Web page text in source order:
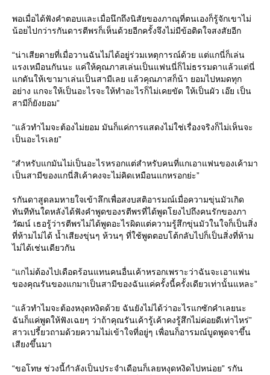
พอเมื่อได้ฟังคำตอบและเมื่อนึกถึงนิสัยของภาณุที่ตนเองก็รู้จักเขาไม่
น้อยไปกว่ารกันดารตีพรก็เห็นด้วยอีกครั้งจึงไม่มีข้อติดใจสงสัยอีก
“น่าเสียดายที่เมื่อวานฉันไม่ได้อยู่ร่วมเหตุการณ์ด้วย แต่แกนี่ก็เล่น
แรงเหมือนกันนะ แค่ให้คุณภาสเล่นเป็นแฟนนี่ก็ไม่ธรรมดาแล้วแต่นี่
แกดันให้เขามาเล่นเป็นสามีเลย แล้วคุณภาสก็น้า ยอมไปหมดทุก
อย่าง แกจะให้เป็นอะไรจะให้ทำอะไรก็ไม่เคยขัด ให้เป็นผัว เอ๊ย เป็น
สามีก็ยังยอม”
“แล้วทำไมจะต้องไม่ยอม มันก็แค่การแสดงไม่ใช่เรื่องจริงก็ไม่เห็นจะ
เป็นอะไรเลย”
“สำหรับแกมันไม่เป็นอะไรหรอกแต่สำหรับคนที่แกเอาแฟนของเค้ามา
เป็นสามีของแกนี่สิเค้าคงจะไม่คิดเหมือนแกหรอกย่ะ”
รกันดาสูดลมหายใจเข้าลึกเพื่อสงบสติอารมณ์เมื่อความขุ่นมัวเกิด
ทันทีทันใดหลังได้ฟังคำพูดของรตีพรที่ได้พูดโยงไปถึงคนรักของภา
วัฒน์ เธอรู้ว่ารตีพรไม่ได้พูดอะไรผิดแต่ความรู้สึกขุ่นมัวในใจก็เป็นสิ่ง
ที่ห้ามไม่ได้ น้ำเสียงขุ่นๆ ห้วนๆ ที่ใช้พูดตอบโต้กลับไปก็เป็นสิ่งที่ห้าม
ไม่ได้เช่นเดียวกัน
“แกไม่ต้องไปเดือดร้อนแทนคนอื่นเค้าหรอกเพราะว่าฉันจะเอาแฟน
ของคุณรันของแกมาเป็นสามีของฉันแค่ครั้งนี้ครั้งเดียวเท่านั้นแหละ”
“แล้วทำไมจะต้องหงุดหงิดด้วย ฉันยังไม่ได้ว่าอะไรแกซักคำเลยนะ
ฉันก็แค่พูดให้ฟังเฉยๆ ว่าถ้าคุณรันเค้ารู้เค้าคงรู้สึกไม่ค่อยดีเท่าไหร่”
สาวเปรี้ยวถามด้วยความไม่เข้าใจที่อยู่ๆ เพื่อนก็อารมณ์บูดพูดจาขึ้น
เสียงขึ้นมา
“ขอโทษ ช่วงนี้กำลังเป็นประจำเดือนก็เลยหงุดหงิดไปหน่อย” รกัน